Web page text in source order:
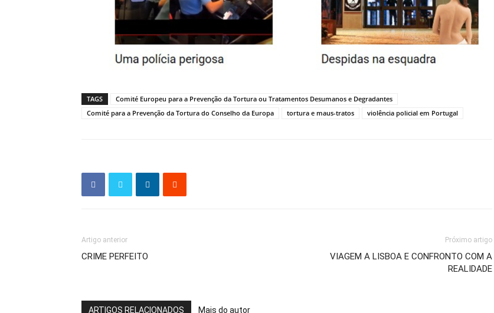
TAGS
Comité Europeu para a Prevenção da Tortura ou Tratamentos Desumanos e Degradantes
Comité para a Prevenção da Tortura do Conselho da Europa
tortura e maus-tratos violência policial em Portugal
Artigo anterior
CRIME PERFEITO
Próximo artigo
VIAGEM A LISBOA E CONFRONTO COM A
REALIDADE
ARTIGOS RELACIONADOS Mais do autor